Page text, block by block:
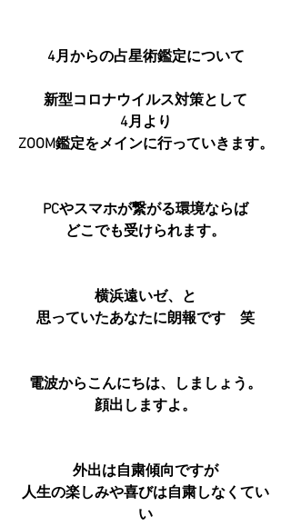
4月からの占星術鑑定について
新型コロナウイルス対策として
4月より
ZOOM鑑定をメインに行っていきます。
PCやスマホが繋がる環境ならば
どこでも受けられます。
横浜遠いゼ、と
思っていたあなたに朗報です　笑
電波からこんにちは、しましょう。
顔出しますよ。
外出は自粛傾向ですが
人生の楽しみや喜びは自粛しなくてい
い